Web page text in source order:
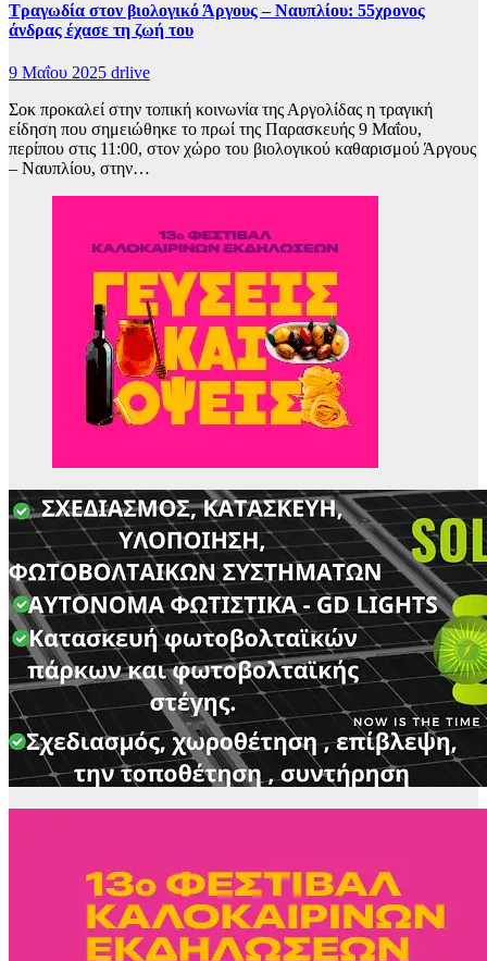
Τραγωδία στον βιολογικό Άργους – Ναυπλίου: 55χρονος
άνδρας έχασε τη ζωή του
9 Μαΐου 2025 drlive
Σοκ προκαλεί στην τοπική κοινωνία της Αργολίδας η τραγική
είδηση που σημειώθηκε το πρωί της Παρασκευής 9 Μαΐου,
περίπου στις 11:00, στον χώρο του βιολογικού καθαρισμού Άργους
– Ναυπλίου, στην…